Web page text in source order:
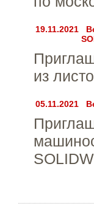
19.11.2021
из
05.11.2021